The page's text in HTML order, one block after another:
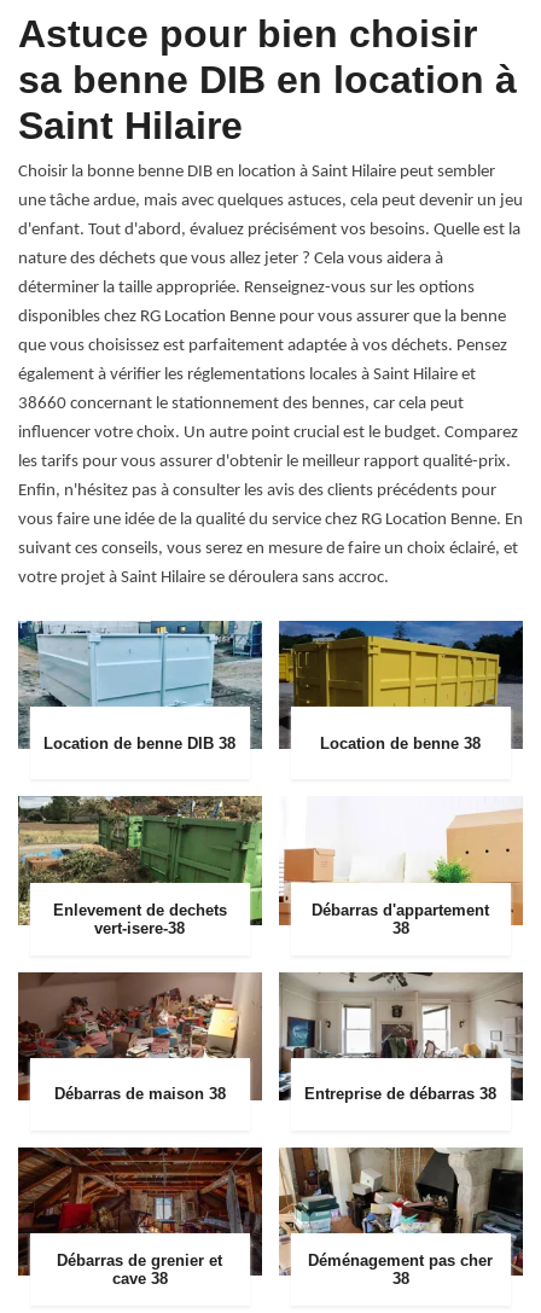
Astuce pour bien choisir
sa benne DIB en location à
Saint Hilaire
Choisir la bonne benne DIB en location à Saint Hilaire peut sembler
une tâche ardue, mais avec quelques astuces, cela peut devenir un jeu
d'enfant. Tout d'abord, évaluez précisément vos besoins. Quelle est la
nature des déchets que vous allez jeter ? Cela vous aidera à
déterminer la taille appropriée. Renseignez-vous sur les options
disponibles chez RG Location Benne pour vous assurer que la benne
que vous choisissez est parfaitement adaptée à vos déchets. Pensez
également à vérifier les réglementations locales à Saint Hilaire et
38660 concernant le stationnement des bennes, car cela peut
influencer votre choix. Un autre point crucial est le budget. Comparez
les tarifs pour vous assurer d'obtenir le meilleur rapport qualité-prix.
Enfin, n'hésitez pas à consulter les avis des clients précédents pour
vous faire une idée de la qualité du service chez RG Location Benne. En
suivant ces conseils, vous serez en mesure de faire un choix éclairé, et
votre projet à Saint Hilaire se déroulera sans accroc.
Location de benne DIB 38 Location de benne 38
Enlevement de dechets
vert-isere-38
Débarras d'appartement
38
Débarras de maison 38 Entreprise de débarras 38
Débarras de grenier et
cave 38
Déménagement pas cher
38